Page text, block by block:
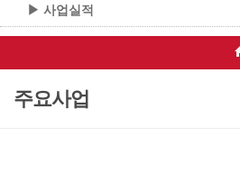
▶ 사업실적
주요사업